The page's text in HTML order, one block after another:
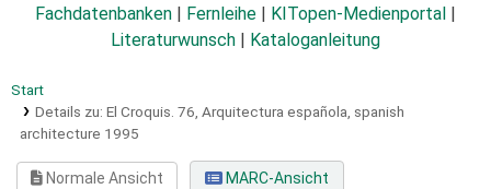
Fachdatenbanken
Fernleihe KITopen-Medienportal
Literaturwunsch
Kataloganleitung
Start
Details zu: El Croquis. 76, Arquitectura española, spanish
architecture 1995
Normale Ansicht
MARC-Ansicht